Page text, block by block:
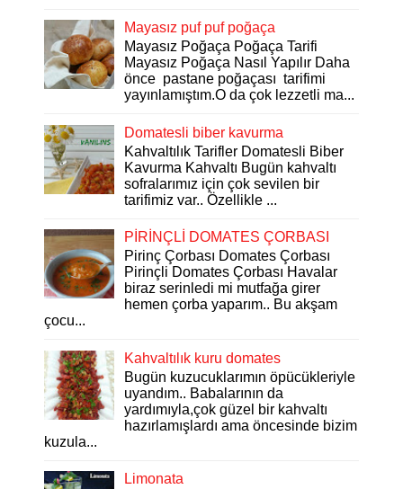
Mayasız puf puf poğaça
Mayasız Poğaça Poğaça Tarifi
Mayasız Poğaça Nasıl Yapılır Daha
önce pastane poğaçası tarifimi
yayınlamıştım.O da çok lezzetli ma...
Domatesli biber kavurma
Kahvaltılık Tarifler Domatesli Biber
Kavurma Kahvaltı Bugün kahvaltı
sofralarımız için çok sevilen bir
tarifimiz var.. Özellikle ...
PİRİNÇLİ DOMATES ÇORBASI
Pirinç Çorbası Domates Çorbası
Pirinçli Domates Çorbası Havalar
biraz serinledi mi mutfağa girer
hemen çorba yaparım.. Bu akşam
çocu...
Kahvaltılık kuru domates
Bugün kuzucuklarımın öpücükleriyle
uyandım.. Babalarının da
yardımıyla,çok güzel bir kahvaltı
hazırlamışlardı ama öncesinde bizim
kuzula...
Limonata